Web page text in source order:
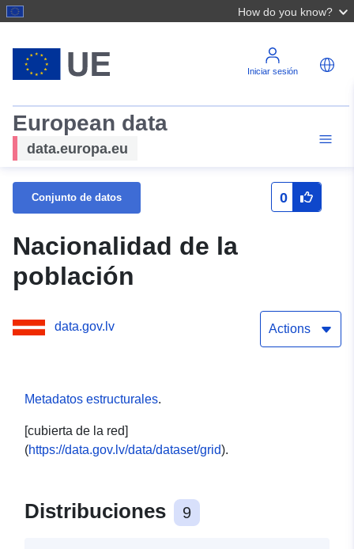
How do you know?
Iniciar sesión
European data
data.europa.eu
Conjunto de datos 0
Nacionalidad de la
población
data.gov.lv Actions
Metadatos estructurales.
[cubierta de la red]
(https://data.gov.lv/data/dataset/grid).
Distribuciones 9